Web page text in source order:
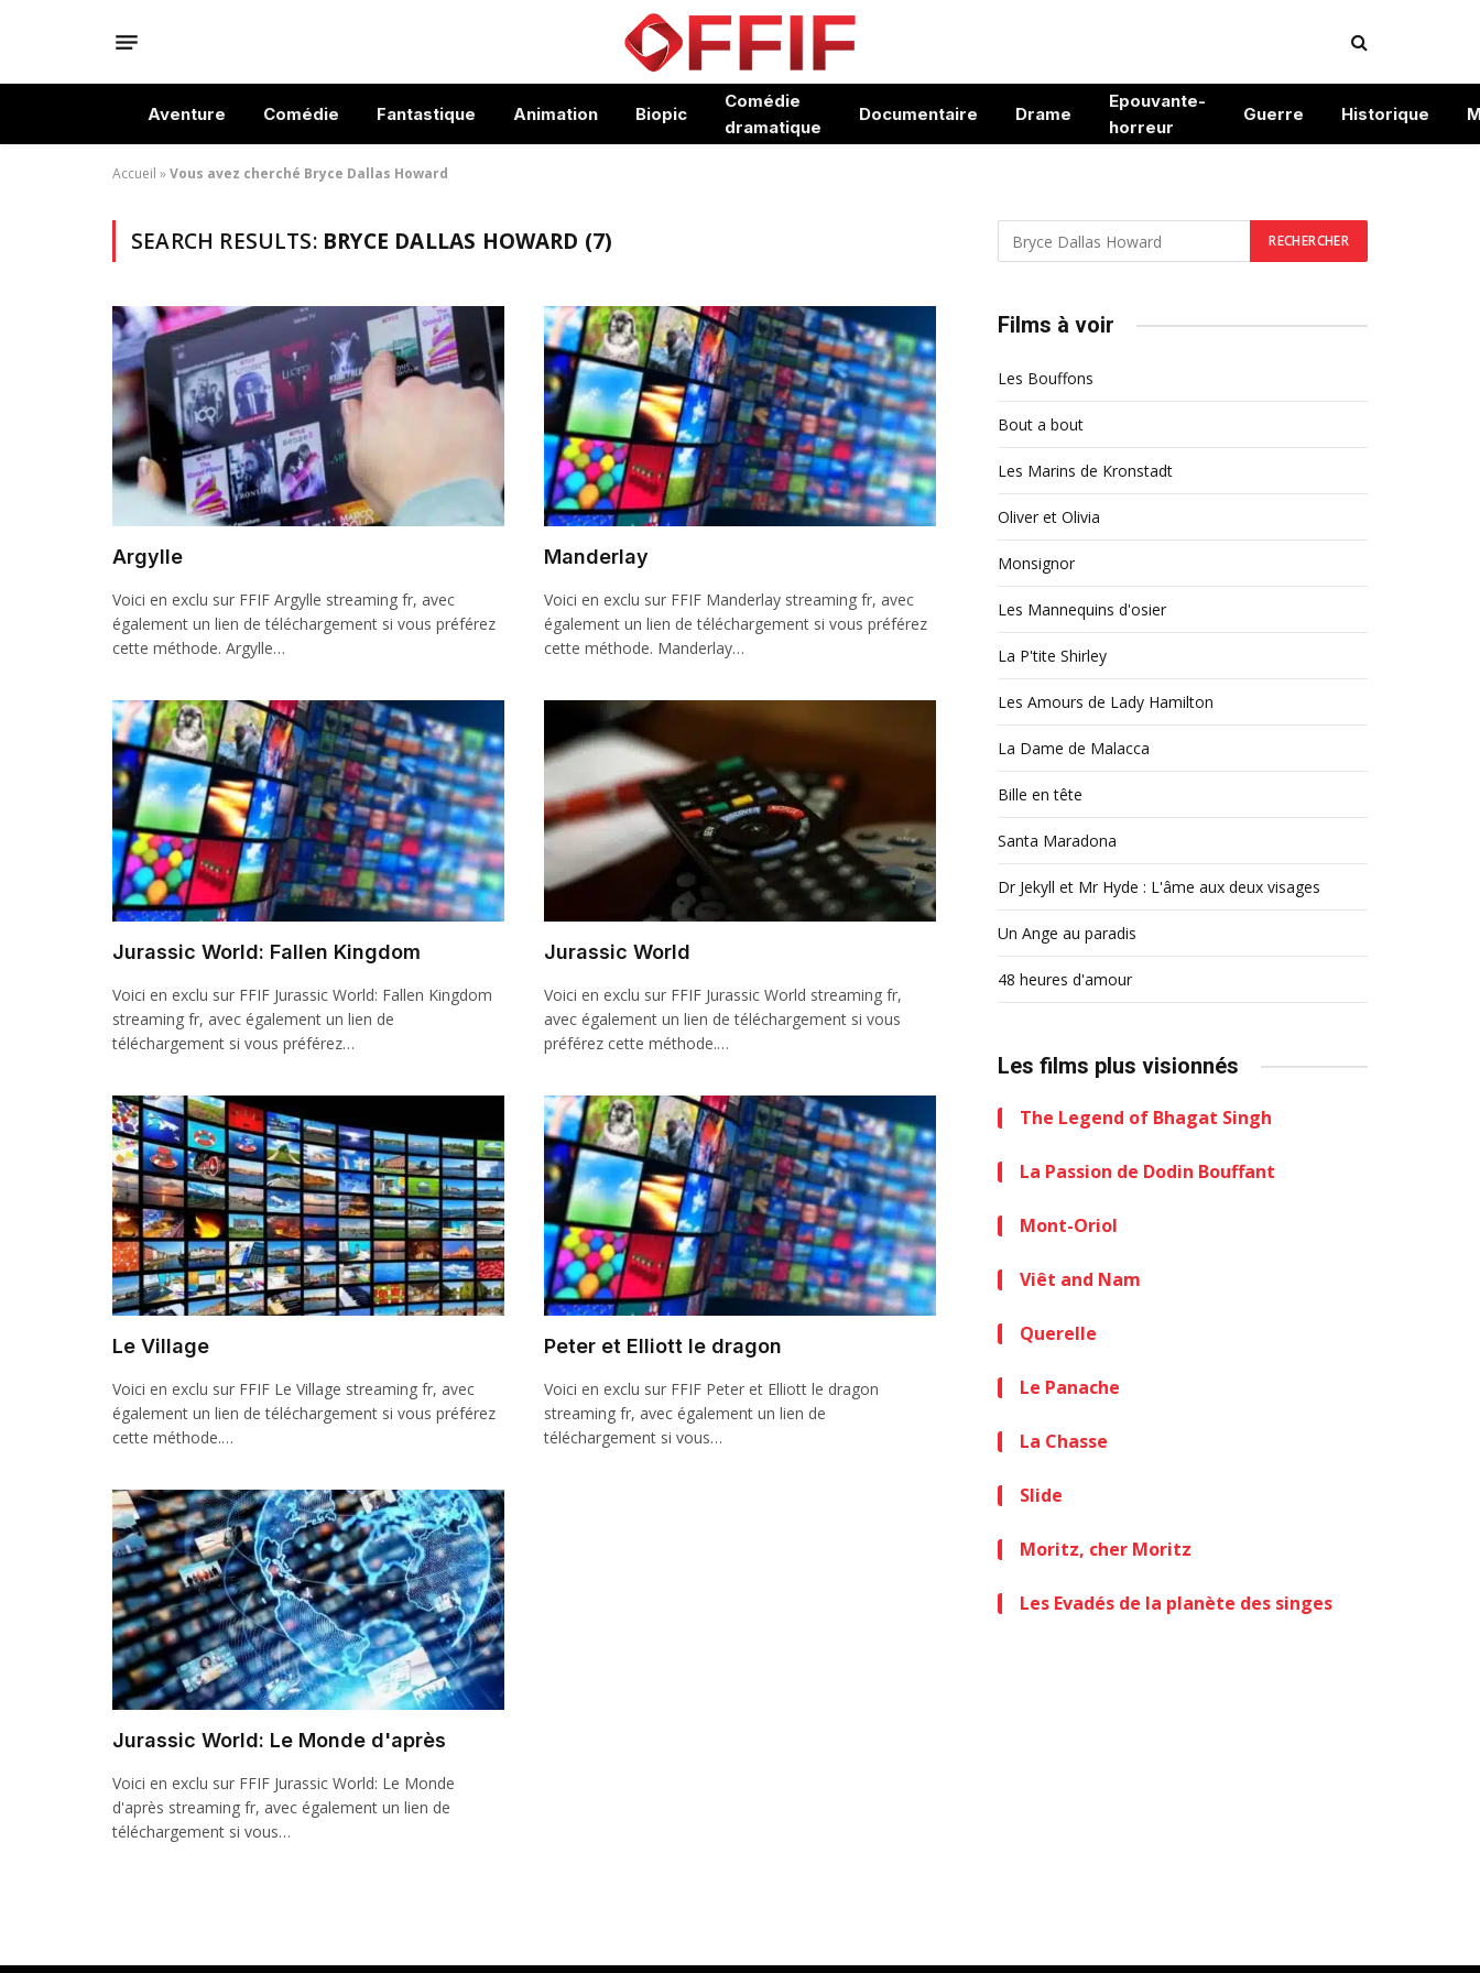
Aventure Comédie Fantastique Animation Biopic
Comédie
dramatique
Documentaire Drame
Epouvante-
horreur
Guerre Historique
Accueil »Vous avez cherché Bryce Dallas Howard
SEARCH RESULTS: BRYCE DALLAS HOWARD (7)
Argylle
Voici en exclu sur FFIF Argylle streaming fr, avec
également un lien de téléchargement si vous préférez
cette méthode. Argylle…
Manderlay
Voici en exclu sur FFIF Manderlay streaming fr, avec
également un lien de téléchargement si vous préférez
cette méthode. Manderlay…
Jurassic World: Fallen Kingdom
Voici en exclu sur FFIF Jurassic World: Fallen Kingdom
streaming fr, avec également un lien de
téléchargement si vous préférez…
Jurassic World
Voici en exclu sur FFIF Jurassic World streaming fr,
avec également un lien de téléchargement si vous
préférez cette méthode.…
Le Village
Voici en exclu sur FFIF Le Village streaming fr, avec
également un lien de téléchargement si vous préférez
cette méthode.…
Peter et Elliott le dragon
Voici en exclu sur FFIF Peter et Elliott le dragon
streaming fr, avec également un lien de
téléchargement si vous…
Jurassic World: Le Monde d'après
Voici en exclu sur FFIF Jurassic World: Le Monde
d'après streaming fr, avec également un lien de
téléchargement si vous…
Films à voir
Les Bouffons
Bout a bout
Les Marins de Kronstadt
Oliver et Olivia
Monsignor
Les Mannequins d'osier
La P'tite Shirley
Les Amours de Lady Hamilton
La Dame de Malacca
Bille en tête
Santa Maradona
Dr Jekyll et Mr Hyde : L'âme aux deux visages
Un Ange au paradis
48 heures d'amour
Les films plus visionnés
The Legend of Bhagat Singh
La Passion de Dodin Bouffant
Mont-Oriol
Viêt and Nam
Querelle
Le Panache
La Chasse
Slide
Moritz, cher Moritz
Les Evadés de la planète des singes